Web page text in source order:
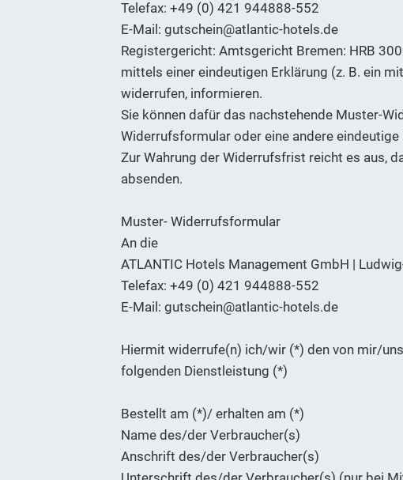
Telefax: +49 (0) 421 944888-552
E-Mail: gutschein@atlantic-hotels.de
Registergericht: Amtsgericht Bremen: HRB
mittels einer eindeutigen Erklärung (z. B. ein
widerrufen, informieren.
Sie können dafür das nachstehende Muster-
Widerrufsformular oder eine andere
Zur Wahrung der Widerrufsfrist reicht es aus,
absenden.
Muster- Widerrufsformular
An die
ATLANTIC Hotels Management GmbH |
Telefax: +49 (0) 421 944888-552
E-Mail: gutschein@atlantic-hotels.de
Hiermit widerrufe(n) ich/wir (*) den von mir/
folgenden Dienstleistung (*)
Bestellt am (*)/ erhalten am (*)
Name des/der Verbraucher(s)
Anschrift des/der Verbraucher(s)